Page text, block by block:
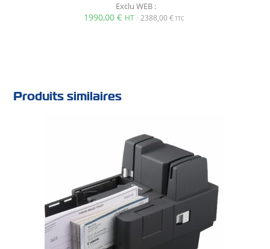
Exclu WEB :
1990,00 € 2388,00 €
Produits similaires